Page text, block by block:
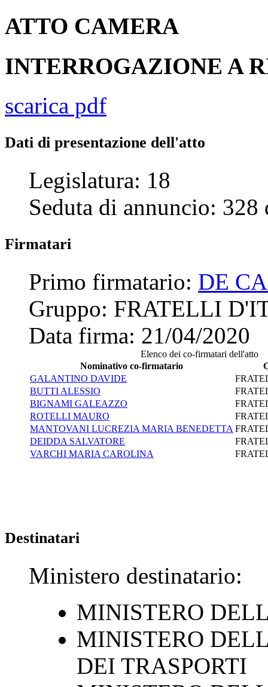
ATTO CAMERA
INTERROGAZIONE A
scarica pdf
Dati di presentazione dell'atto
Legislatura: 18
Seduta di annuncio: 328
Firmatari
Primo firmatario: DE
Gruppo: FRATELLI
Data firma: 21/04/2020
Elenco dei co-firmatari dell'atto
Nominativo co-firmatario
GALANTINO DAVIDE
BUTTI ALESSIO
BIGNAMI GALEAZZO
ROTELLI MAURO
MANTOVANI LUCREZIA MARIA BENEDETTA
DEIDDA SALVATORE
VARCHI MARIA CAROLINA
Destinatari
Ministero destinatario:
MINISTERO
MINISTERO
DEI TRASPORTI